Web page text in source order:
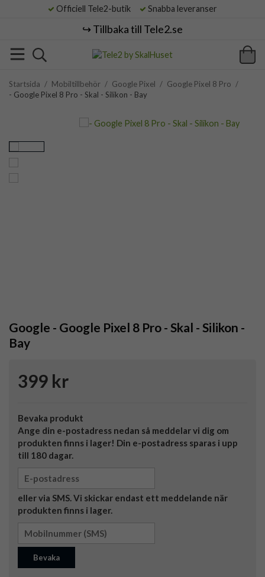
Officiell Tele2-butik Snabba leveranser
↪️ Tillbaka till Tele2.se
Startsida / Mobiltillbehör / Google Pixel / Google Pixel 8 Pro /
- Google Pixel 8 Pro - Skal - Silikon - Bay
Google - Google Pixel 8 Pro - Skal - Silikon -
Bay
399 kr
Bevaka produkt
Ange din e-postadress nedan så meddelar vi dig om
produkten finns i lager! Din e-postadress sparas i upp
till 180 dagar.
eller via SMS. Vi skickar endast ett meddelande när
produkten finns i lager.
Bevaka